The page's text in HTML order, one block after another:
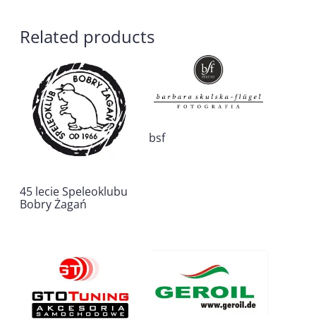
Related products
45 lecie Speleoklubu
Bobry Żagań
bsf